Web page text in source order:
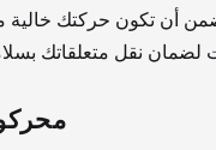
أن تكون حركتك خالية